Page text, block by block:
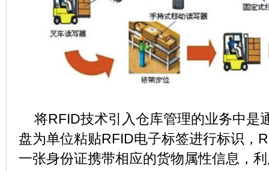
将RFID技术引入仓库管理的业务中是
盘为单位粘贴RFID电子标签进行标识，
一张身份证携带相应的货物属性信息，